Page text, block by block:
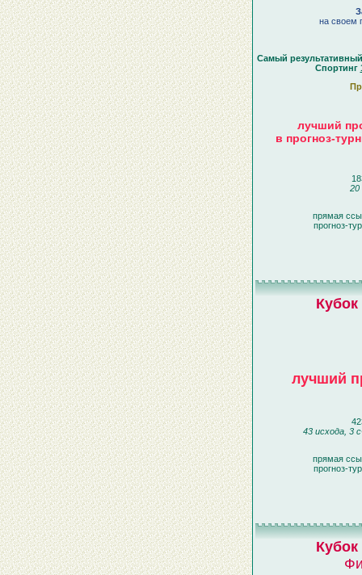
на своем
Самый
Спортинг
лучший
в прогноз-
20
прямая
прогноз-
лучший
43 исхода, 3
прямая
прогноз-